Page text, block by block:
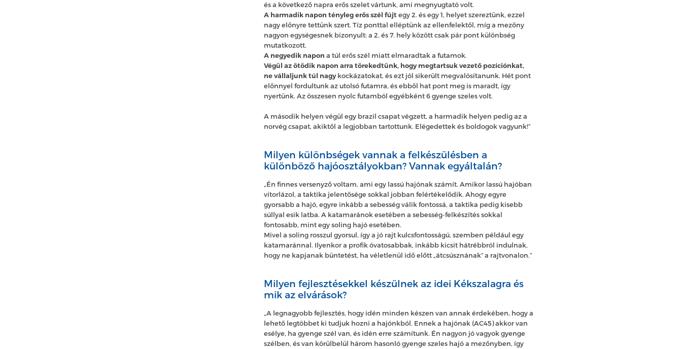
és a következő napra erős szelet vártunk, ami megnyugtató volt.
A harmadik napon tényleg erős szél fújtegy 2. és egy 1, helyet szereztünk, ezzel
nagy előnyre tettünk szert. Tíz ponttal elléptünk az ellenfelektől, míg a mezőny
nagyon egységesnek bizonyult: a 2. és 7. hely között csak pár pont különbség
mutatkozott.
A negyedik napon a túl erős szél miatt elmaradtak a futamok.
Végül az ötödik napon arra törekedtünk, hogy megtartsuk vezető pozíciónkat,
ne vállaljunk túl nagykockázatokat, és ezt jól sikerült megvalósítanunk. Hét pont
előnnyel fordultunk az utolsó futamra, és ebből hat pont meg is maradt, így
nyertünk. Az összesen nyolc futamból egyébként 6 gyenge szeles volt.
A második helyen végül egy brazil csapat végzett, a harmadik helyen pedig az a
norvég csapat, akiktől a legjobban tartottunk. Elégedettek és boldogok vagyunk!”
Milyen különbségek vannak a felkészülésben a
különböző hajóosztályokban? Vannak egyáltalán?
„Én finnes versenyző voltam, ami egy lassú hajónak számít. Amikor lassú hajóban
vitorlázol, a taktika jelentősége sokkal jobban felértékelődik. Ahogy egyre
gyorsabb a hajó, egyre inkább a sebesség válik fontossá, a taktika pedig kisebb
súllyal esik latba. A katamaránok esetében a sebesség-felkészítés sokkal
fontosabb, mint egy soling hajó esetében.
Mivel a soling rosszul gyorsul, így a jó rajt kulcsfontosságú, szemben például egy
katamaránnal. Ilyenkor a profik óvatosabbak, inkább kicsit hátrébbról indulnak,
hogy ne kapjanak büntetést, ha véletlenül idő előtt „átcsúsznának” a rajtvonalon.”
Milyen fejlesztésekkel készülnek az idei Kékszalagra és
mik az elvárások?
„A legnagyobb fejlesztés, hogy idén minden készen van annak érdekében, hogy a
lehető legtöbbet ki tudjuk hozni a hajónkból. Ennek a hajónak (AC45) akkor van
esélye, ha gyenge szél van, és idén erre számítunk. Én nagyon jó vagyok gyenge
szélben, és van körülbelül három hasonló gyenge szeles hajó a mezőnyben, így